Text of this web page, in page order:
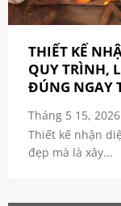
THIẾT KẾ
QUY TRÌNH,
ĐÚNG NGAY
Thiết kế nhận
đẹp mà là xây...
Tháng 5 15, 2026